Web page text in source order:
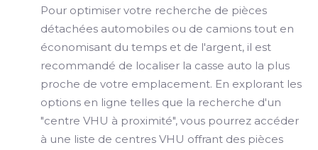
Pour optimiser votre recherche de pièces
détachées automobiles ou de camions tout en
économisant du temps et de l'argent, il est
recommandé de localiser la casse auto la plus
proche de votre emplacement. En explorant les
options en ligne telles que la recherche d'un
"centre VHU à proximité", vous pourrez accéder
à une liste de centres VHU offrant des pièces